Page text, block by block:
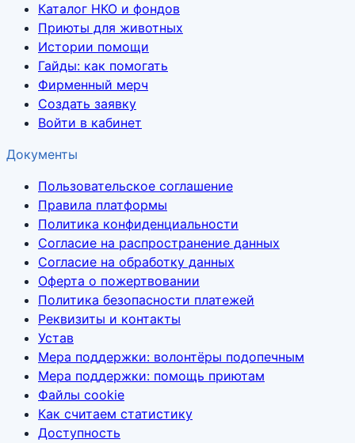
Каталог НКО и фондов
Приюты для животных
Истории помощи
Гайды: как помогать
Фирменный мерч
Создать заявку
Войти в кабинет
Документы
Пользовательское соглашение
Правила платформы
Политика конфиденциальности
Согласие на распространение данных
Согласие на обработку данных
Оферта о пожертвовании
Политика безопасности платежей
Реквизиты и контакты
Устав
Мера поддержки: волонтёры подопечным
Мера поддержки: помощь приютам
Файлы cookie
Как считаем статистику
Доступность